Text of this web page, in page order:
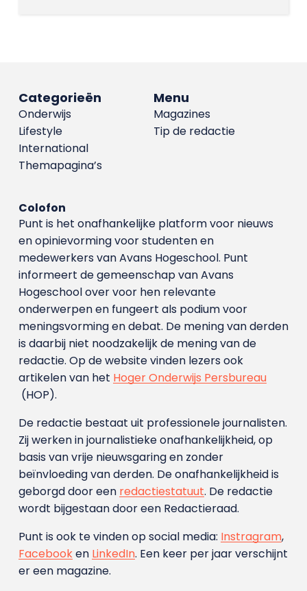
Menu
Magazines
Tip de redactie
Categorieën
Onderwijs
Lifestyle
International
Themapagina’s
Colofon
Punt is het onafhankelijke platform voor nieuws
en opinievorming voor studenten en
medewerkers van Avans Hoge­school. Punt
informeert de gemeenschap van Avans
Hogeschool over voor hen relevante
onderwerpen en fungeert als podium voor
meningsvorming en debat. De mening van derden
is daarbij niet noodzakelijk de mening van de
redactie. Op de website vinden lezers ook
artikelen van het Hoger Onderwijs Persbureau
(HOP).
De redactie bestaat uit professionele journalisten.
Zij werken in journalistieke onafhankelijkheid, op
basis van vrije nieuwsgaring en zonder
beïnvloeding van derden. De onafhankelijkheid is
geborgd door een redactiestatuut. De redactie
wordt bijgestaan door een Redactieraad.
Punt is ook te vinden op social media: Instragram,
Facebooken LinkedIn. Een keer per jaar verschijnt
er een magazine.